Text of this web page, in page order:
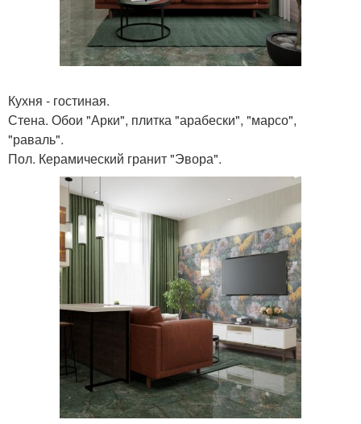
Кухня - гостиная.
Стена. Обои "Арки", плитка "арабески", "марсо",
"раваль".
Пол. Керамический гранит "Эвора".